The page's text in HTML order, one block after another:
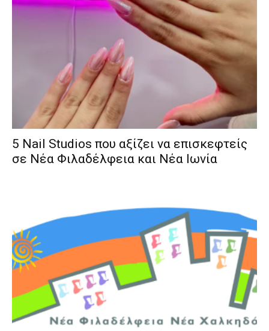
5 Nail Studios που αξίζει να επισκεφτείς
σε Νέα Φιλαδέλφεια και Νέα Ιωνία